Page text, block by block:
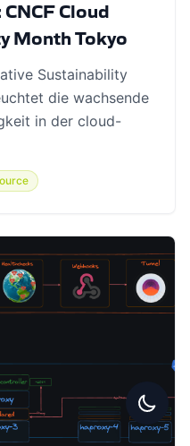
Cloud
Month Tokyo
Sustainability
die wachsende
in der cloud-